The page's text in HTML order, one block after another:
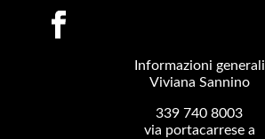
Informazioni generali
Viviana Sannino
339 740 8003
via portacarrese a